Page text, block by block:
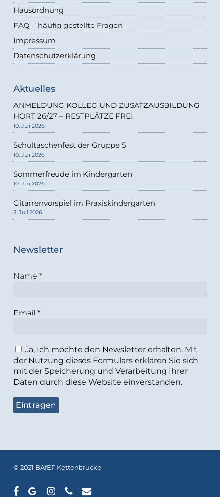
Hausordnung
FAQ – häufig gestellte Fragen
Impressum
Datenschutzerklärung
Aktuelles
ANMELDUNG KOLLEG UND ZUSATZAUSBILDUNG
HORT 26/27 – RESTPLÄTZE FREI
10. Juli 2026
Schultaschenfest der Gruppe 5
10. Juli 2026
Sommerfreude im Kindergarten
10. Juli 2026
Gitarrenvorspiel im Praxiskindergarten
3. Juli 2026
Newsletter
Name *
Email *
Ja, Ich möchte den Newsletter erhalten. Mit
der Nutzung dieses Formulars erklären Sie sich
mit der Speicherung und Verarbeitung Ihrer
Daten durch diese Website einverstanden.
© 2021 BAfEP Kettenbrücke
facebookgoogle-instagramphoneemail